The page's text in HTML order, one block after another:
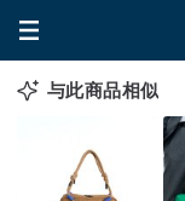
与此商品相似